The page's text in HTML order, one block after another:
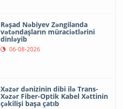
Rəşad Nəbiyev Zəngilanda
vətəndaşların müraciətlərini
dinləyib
06-08-2026
Xəzər dənizinin dibi ilə Trans-
Xəzər Fiber-Optik Kabel Xəttinin
çəkilişi başa çatıb